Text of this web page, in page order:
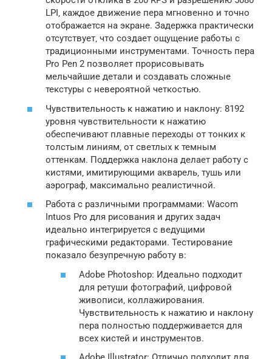
LPI‚ каждое движение пера мгновенно и точно
отображается на экране. Задержка практически
отсутствует‚ что создает ощущение работы с
традиционными инструментами. Точность пера
Pro Pen 2 позволяет прорисовывать
мельчайшие детали и создавать сложные
текстуры с невероятной четкостью.
Чувствительность к нажатию и наклону: 8192
уровня чувствительности к нажатию
обеспечивают плавные переходы от тонких к
толстым линиям‚ от светлых к темным
оттенкам. Поддержка наклона делает работу с
кистями‚ имитирующими акварель‚ тушь или
аэрограф‚ максимально реалистичной.
Работа с различными программами: Wacom
Intuos Pro для рисования и других задач
идеально интегрируется с ведущими
графическими редакторами. Тестирование
показало безупречную работу в:
Adobe Photoshop: Идеально подходит
для ретуши фотографий‚ цифровой
живописи‚ коллажирования.
Чувствительность к нажатию и наклону
пера полностью поддерживается для
всех кистей и инструментов.